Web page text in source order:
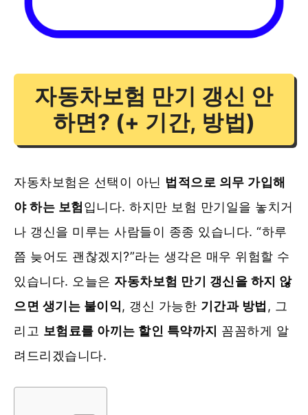
자동차보험 만기 갱신 안
하면? (+ 기간, 방법)
자동차보험은 선택이 아닌 법적으로 의무 가입해
야 하는 보험입니다. 하지만 보험 만기일을 놓치거
나 갱신을 미루는 사람들이 종종 있습니다. “하루
쯤 늦어도 괜찮겠지?”라는 생각은 매우 위험할 수
있습니다. 오늘은 자동차보험 만기 갱신을 하지 않
으면 생기는 불이익, 갱신 가능한 기간과 방법 , 그
리고 보험료를 아끼는 할인 특약까지 꼼꼼하게 알
려드리겠습니다.